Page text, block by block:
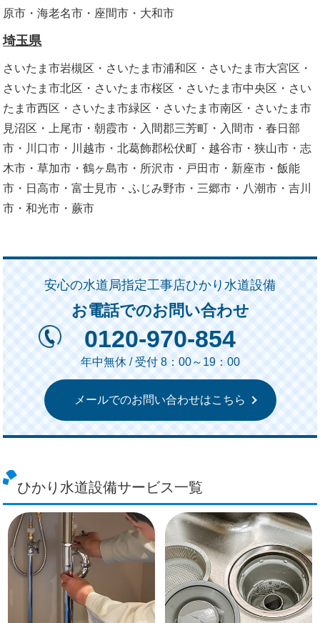
原市・海老名市・座間市・大和市
埼玉県
さいたま市岩槻区・さいたま市浦和区・さいたま市大宮区・
さいたま市北区・さいたま市桜区・さいたま市中央区・さい
たま市西区・さいたま市緑区・さいたま市南区・さいたま市
見沼区・上尾市・朝霞市・入間郡三芳町・入間市・春日部
市・川口市・川越市・北葛飾郡松伏町・越谷市・狭山市・志
木市・草加市・鶴ヶ島市・所沢市・戸田市・新座市・飯能
市・日高市・富士見市・ふじみ野市・三郷市・八潮市・吉川
市・和光市・蕨市
安心の水道局指定工事店ひかり水道設備
お電話でのお問い合わせ
0120-970-854
年中無休 / 受付 8：00～19：00
メールでのお問い合わせはこちら
ひかり水道設備サービス一覧